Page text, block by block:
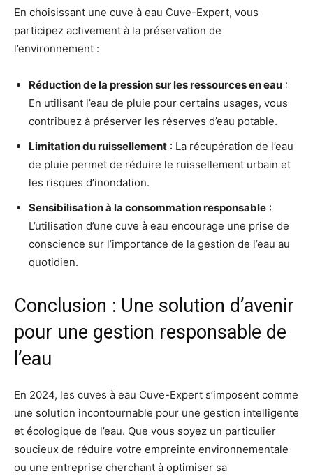
En choisissant une cuve à eau Cuve-Expert, vous
participez activement à la préservation de
l’environnement :
Réduction de la pression sur les ressources en eau :
En utilisant l’eau de pluie pour certains usages, vous
contribuez à préserver les réserves d’eau potable.
Limitation du ruissellement : La récupération de l’eau
de pluie permet de réduire le ruissellement urbain et
les risques d’inondation.
Sensibilisation à la consommation responsable :
L’utilisation d’une cuve à eau encourage une prise de
conscience sur l’importance de la gestion de l’eau au
quotidien.
Conclusion : Une solution d’avenir
pour une gestion responsable de
l’eau
En 2024, les cuves à eau Cuve-Expert s’imposent comme
une solution incontournable pour une gestion intelligente
et écologique de l’eau. Que vous soyez un particulier
soucieux de réduire votre empreinte environnementale
ou une entreprise cherchant à optimiser sa